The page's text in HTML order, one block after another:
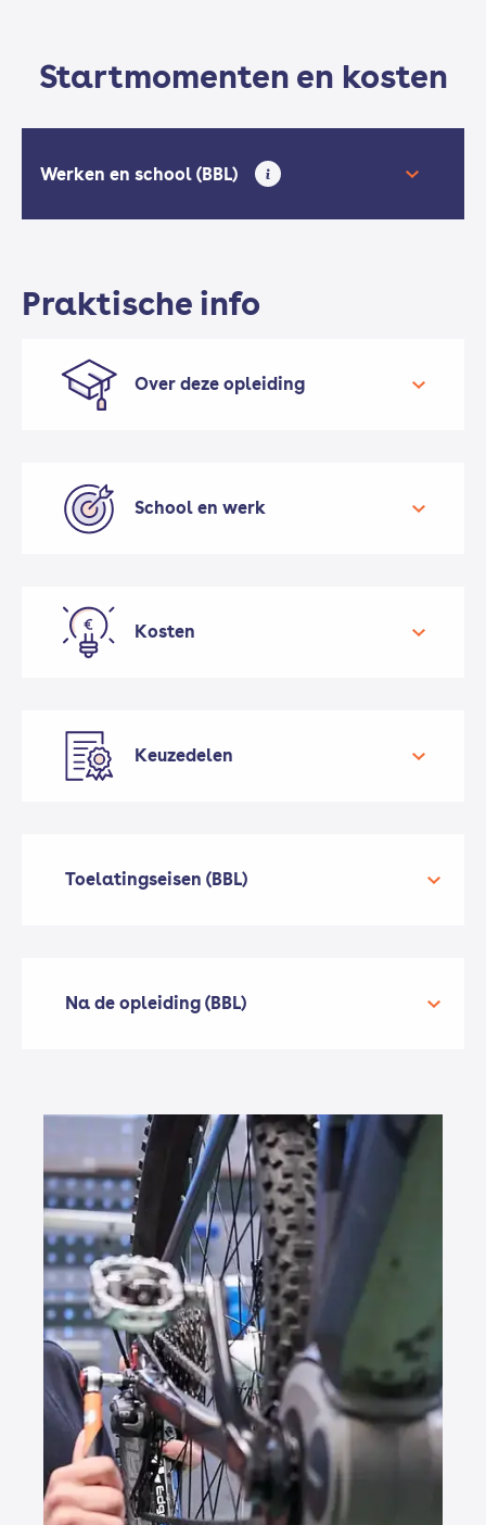
Startmomenten en kosten
Werken en school (BBL)
Praktische info
Over deze opleiding
School en werk
Kosten
eerste leerjaar) ongeveer € 340
Keuzedelen
Toelatingseisen (BBL)
Na de opleiding (BBL)